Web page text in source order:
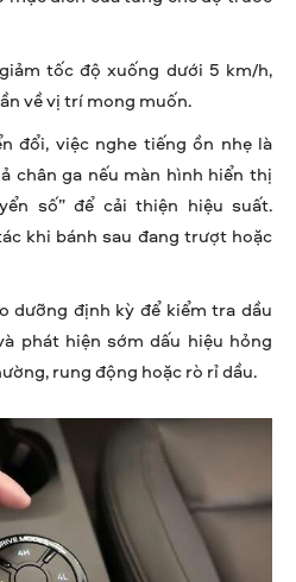
tốc độ xuống dưới 5 km/h,
về vị trí mong muốn.
đổi, việc nghe tiếng ồn nhẹ là
chân ga nếu màn hình hiển thị
số” để cải thiện hiệu suất.
khi bánh sau đang trượt hoặc
dưỡng định kỳ để kiểm tra dầu
phát hiện sớm dấu hiệu hỏng
rung động hoặc rò rỉ dầu.